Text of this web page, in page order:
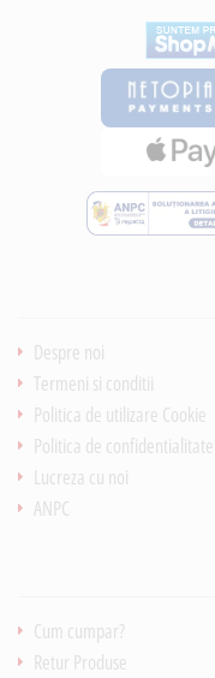
Despre noi
Termeni si conditii
Politica de utilizare Cookie
Politica de confidentialitate
Lucreza cu noi
ANPC
Cum cumpar?
Retur Produse